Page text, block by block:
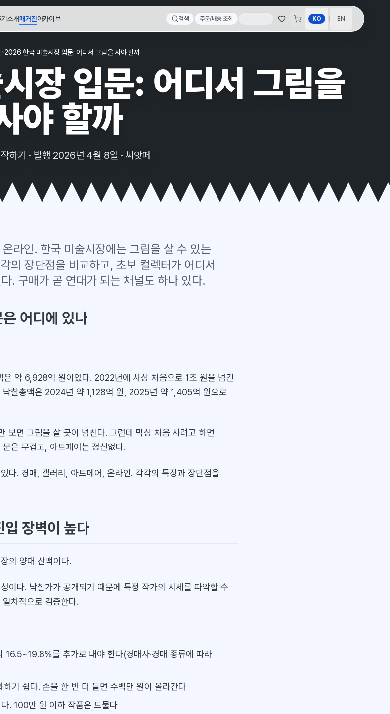
소개매거진아카이브 검색 주문/배송 조회 KO EN
›2026 한국 미술시장 입문: 어디서 그림을 사야 할까
장 입문: 어디서 그림을
야 할까
하기 · 발행 2026년 4월 8일 · 씨앗페
라인. 한국 미술시장에는 그림을 살 수 있는
의 장단점을 비교하고, 초보 컬렉터가 어디서
. 구매가 곧 연대가 되는 채널도 하나 있다.
어디에 있나
약 6,928억 원이었다. 2022년에 사상 처음으로 1조 원을 넘긴
낙찰총액은 2024년 약 1,128억 원, 2025년 약 1,405억 원으로
보면 그림을 살 곳이 넘친다. 그런데 막상 처음 사려고 하면
은 무겁고, 아트페어는 정신없다.
다. 경매, 갤러리, 아트페어, 온라인. 각각의 특징과 장단점을
장벽이 높다
의 양대 산맥이다.
이다. 낙찰가가 공개되기 때문에 특정 작가의 시세를 파악할 수
차적으로 검증한다.
16.5~19.8%를 추가로 내야 한다(경매사·경매 종류에 따라
기 쉽다. 손을 한 번 더 들면 수백만 원이 올라간다
다. 100만 원 이하 작품은 드물다